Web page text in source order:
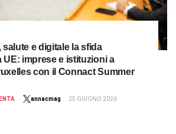
salute e digitale la sfida
UE: imprese e istituzioni a
con il Connact Summer
annacmag 25 GIUGNO 2026